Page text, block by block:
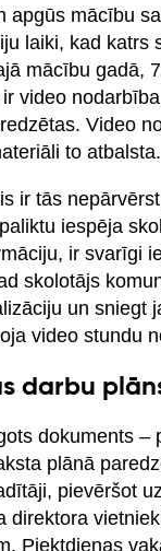
apgūs mācību
laiki, kad
mācību gadā,
video
Video
to atbalsta.
ir tās
iespēja
ir svarīgi
skolotājs
un
video stundu
darbu
dokuments
plānā
pievēršot
direktora
Piektdienas